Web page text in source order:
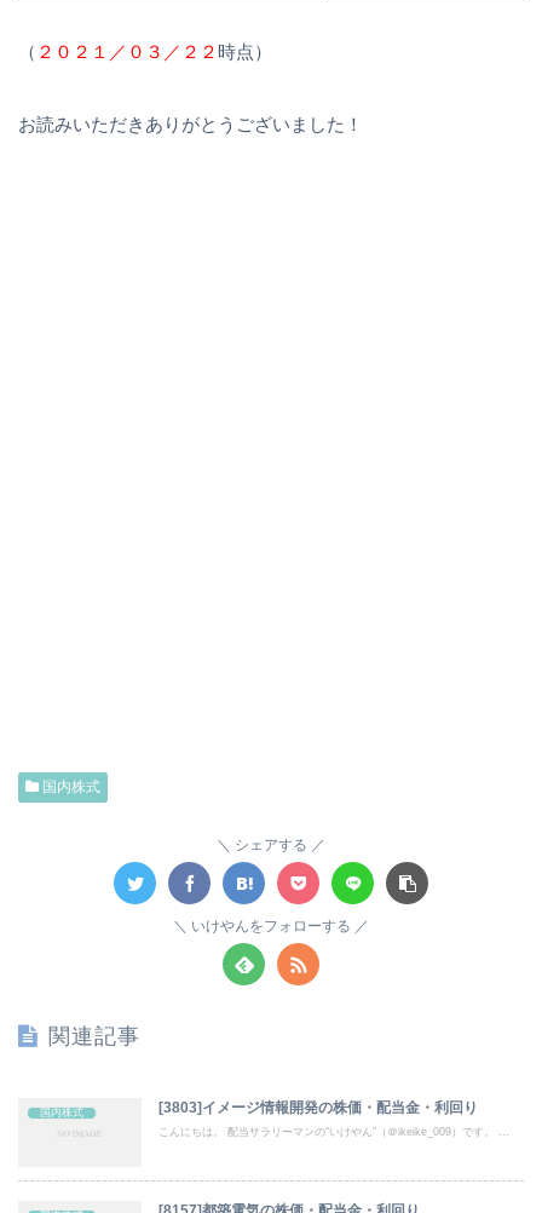
（ ２０２１／０３／２２時点）
お読みいただきありがとうございました！
国内株式
シェアする
いけやんをフォローする
関連記事
国内株式 [3803]イメージ情報開発の株価・配当金・利回り
こんにちは。 配当サラリーマンの“いけやん”（＠ikeike_009）です。 ...